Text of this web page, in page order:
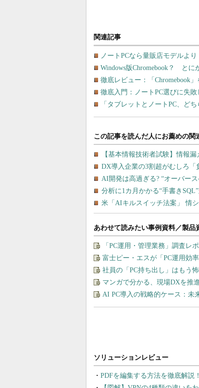
関連記事
ノートPCなら量販店モデルよ
Windows版Chromebook？ とに
徹底レビュー：「Chromebook
徹底入門：ノートPC選びに失
「タブレットとノートPC、ど
あわせて読みたい事例資料／製品
「PC運用・管理業務」調査
富士ピー・エスが「PC運用効
社員の「PC持ち出し」はもう
マンガで分かる、現場DXを推
AI PC導入の戦略的ケース：未
PDFを編集する方法を徹底解説